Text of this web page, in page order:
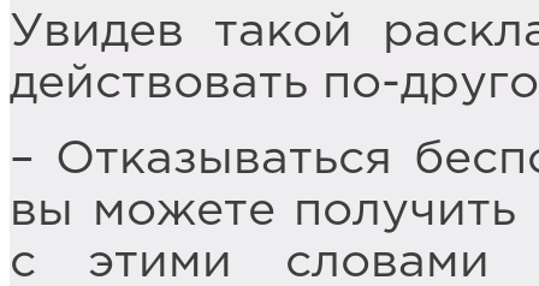
Увидев такой
действовать по-
– Отказываться
вы можете получить
с этими словами